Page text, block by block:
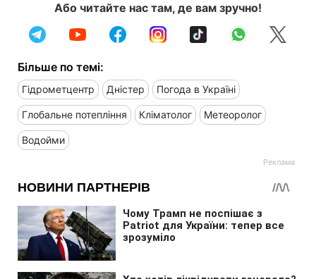
Або читайте нас там, де вам зручно!
Більше по темі:
Гідрометцентр Дністер Погода в Україні
Глобальне потепління Кліматолог Метеоролог
Водойми